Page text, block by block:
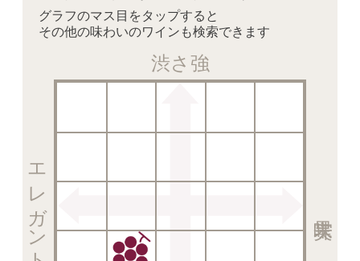
グラフのマス目をタップすると
その他の味わいのワインも検索できます
渋さ強
エレガント